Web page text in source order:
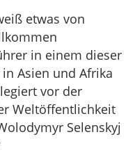
etwas von
in einem dieser
Asien und Afrika
vor der
Weltöffentlichkeit
Selenskyj